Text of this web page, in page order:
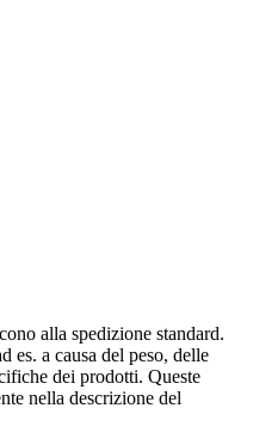
alla spedizione standard.
es. a causa del peso, delle
dei prodotti. Queste
nella descrizione del